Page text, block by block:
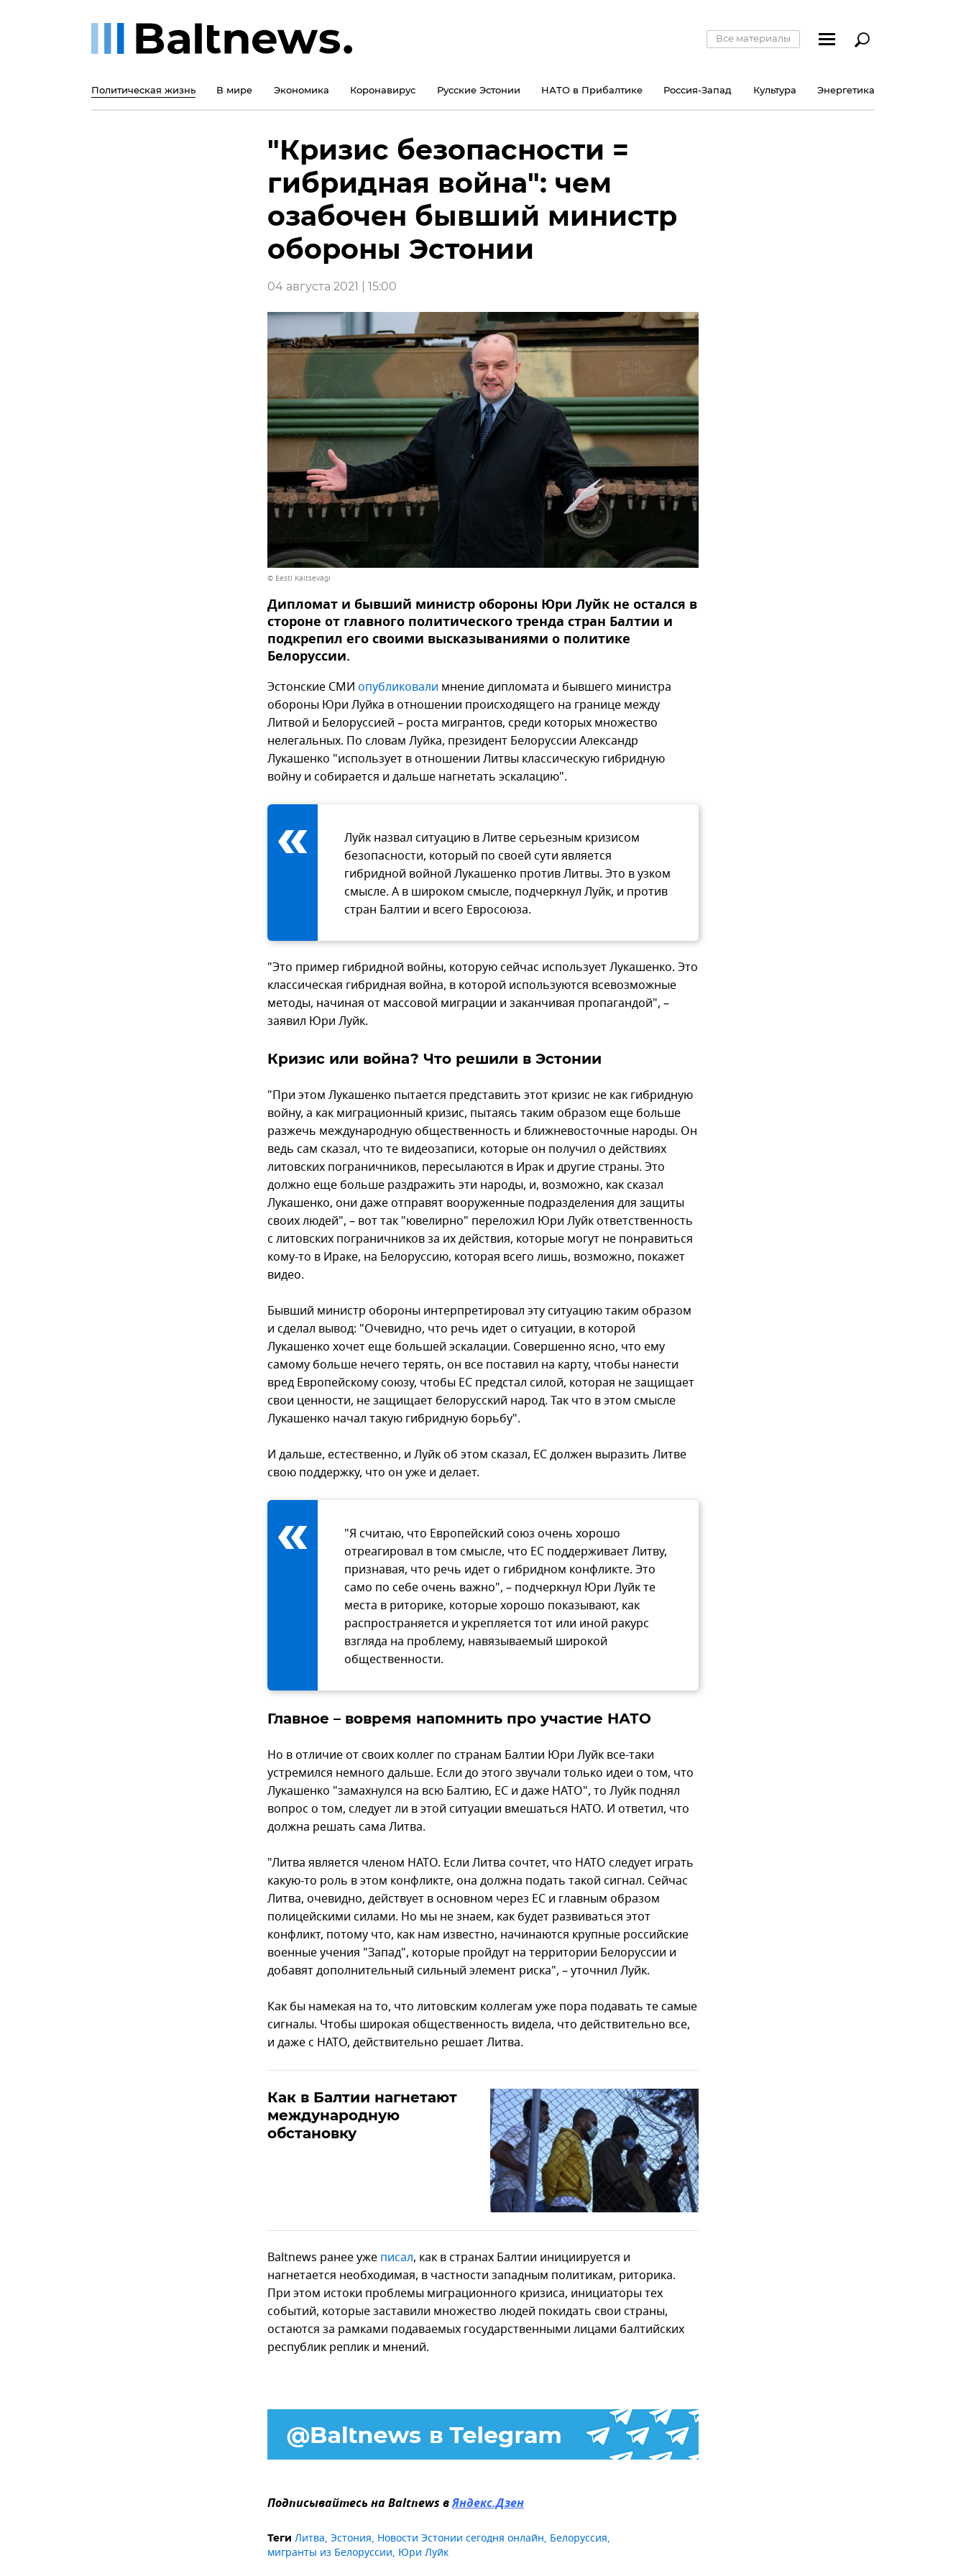
Все материалы
Политическая жизнь В мире Экономика Коронавирус Русские Эстонии НАТО в Прибалтике Россия-Запад Культура Энергетика
"Кризис безопасности =
гибридная война": чем
озабочен бывший министр
обороны Эстонии
04 августа 2021 | 15:00
© Eesti Kaitsevägi
Дипломат и бывший министр обороны Юри Луйк не остался в
стороне от главного политического тренда стран Балтии и
подкрепил его своими высказываниями о политике
Белоруссии.
Эстонские СМИ опубликовали мнение дипломата и бывшего министра
обороны Юри Луйка в отношении происходящего на границе между
Литвой и Белоруссией – роста мигрантов, среди которых множество
нелегальных. По словам Луйка, президент Белоруссии Александр
Лукашенко "использует в отношении Литвы классическую гибридную
войну и собирается и дальше нагнетать эскалацию".
Луйк назвал ситуацию в Литве серьезным кризисом
безопасности, который по своей сути является
гибридной войной Лукашенко против Литвы. Это в узком
смысле. А в широком смысле, подчеркнул Луйк, и против
стран Балтии и всего Евросоюза.
"Это пример гибридной войны, которую сейчас использует Лукашенко. Это
классическая гибридная война, в которой используются всевозможные
методы, начиная от массовой миграции и заканчивая пропагандой", –
заявил Юри Луйк.
Кризис или война? Что решили в Эстонии
"При этом Лукашенко пытается представить этот кризис не как гибридную
войну, а как миграционный кризис, пытаясь таким образом еще больше
разжечь международную общественность и ближневосточные народы. Он
ведь сам сказал, что те видеозаписи, которые он получил о действиях
литовских пограничников, пересылаются в Ирак и другие страны. Это
должно еще больше раздражить эти народы, и, возможно, как сказал
Лукашенко, они даже отправят вооруженные подразделения для защиты
своих людей", – вот так "ювелирно" переложил Юри Луйк ответственность
с литовских пограничников за их действия, которые могут не понравиться
кому-то в Ираке, на Белоруссию, которая всего лишь, возможно, покажет
видео.
Бывший министр обороны интерпретировал эту ситуацию таким образом
и сделал вывод: "Очевидно, что речь идет о ситуации, в которой
Лукашенко хочет еще большей эскалации. Совершенно ясно, что ему
самому больше нечего терять, он все поставил на карту, чтобы нанести
вред Европейскому союзу, чтобы ЕС предстал силой, которая не защищает
свои ценности, не защищает белорусский народ. Так что в этом смысле
Лукашенко начал такую гибридную борьбу".
И дальше, естественно, и Луйк об этом сказал, ЕС должен выразить Литве
свою поддержку, что он уже и делает.
"Я считаю, что Европейский союз очень хорошо
отреагировал в том смысле, что ЕС поддерживает Литву,
признавая, что речь идет о гибридном конфликте. Это
само по себе очень важно", – подчеркнул Юри Луйк те
места в риторике, которые хорошо показывают, как
распространяется и укрепляется тот или иной ракурс
взгляда на проблему, навязываемый широкой
общественности.
Главное – вовремя напомнить про участие НАТО
Но в отличие от своих коллег по странам Балтии Юри Луйк все-таки
устремился немного дальше. Если до этого звучали только идеи о том, что
Лукашенко "замахнулся на всю Балтию, ЕС и даже НАТО", то Луйк поднял
вопрос о том, следует ли в этой ситуации вмешаться НАТО. И ответил, что
должна решать сама Литва.
"Литва является членом НАТО. Если Литва сочтет, что НАТО следует играть
какую-то роль в этом конфликте, она должна подать такой сигнал. Сейчас
Литва, очевидно, действует в основном через ЕС и главным образом
полицейскими силами. Но мы не знаем, как будет развиваться этот
конфликт, потому что, как нам известно, начинаются крупные российские
военные учения "Запад", которые пройдут на территории Белоруссии и
добавят дополнительный сильный элемент риска", – уточнил Луйк.
Как бы намекая на то, что литовским коллегам уже пора подавать те самые
сигналы. Чтобы широкая общественность видела, что действительно все,
и даже с НАТО, действительно решает Литва.
Как в Балтии нагнетают
международную
обстановку
Baltnews ранее уже писал, как в странах Балтии инициируется и
нагнетается необходимая, в частности западным политикам, риторика.
При этом истоки проблемы миграционного кризиса, инициаторы тех
событий, которые заставили множество людей покидать свои страны,
остаются за рамками подаваемых государственными лицами балтийских
республик реплик и мнений.
Подписывайтесь на Baltnews вЯндекс.Дзен
Теги Литва, Эстония, Новости Эстонии сегодня онлайн, Белоруссия,
мигранты из Белоруссии, Юри Луйк